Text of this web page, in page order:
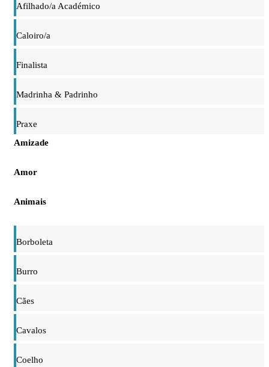
Afilhado/a Académico
Caloiro/a
Finalista
Madrinha & Padrinho
Praxe
Amizade
Amor
Animais
Borboleta
Burro
Cães
Cavalos
Coelho